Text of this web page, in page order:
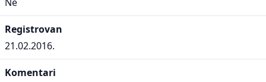
Registrovan
21.02.2016.
Komentari